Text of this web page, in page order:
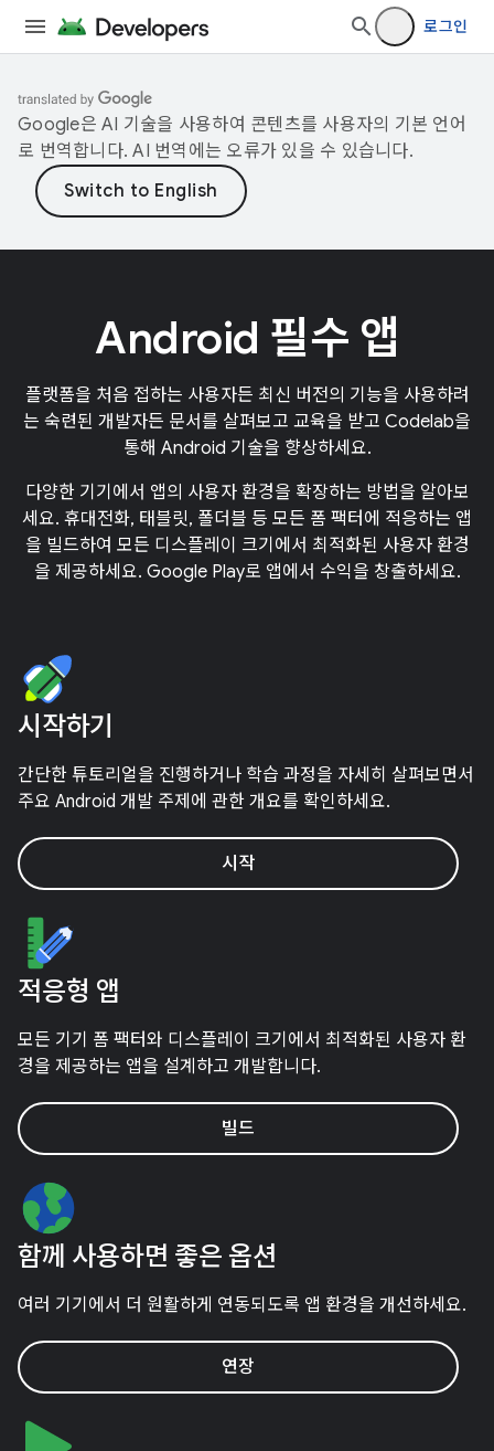
로그인
Google은 AI 기술을 사용하여 콘텐츠를 사용자의 기본 언어
로 번역합니다. AI 번역에는 오류가 있을 수 있습니다.
Android 필수 앱
플랫폼을 처음 접하는 사용자든 최신 버전의 기능을 사용하려
는 숙련된 개발자든 문서를 살펴보고 교육을 받고 Codelab을
통해 Android 기술을 향상하세요.
다양한 기기에서 앱의 사용자 환경을 확장하는 방법을 알아보
세요. 휴대전화, 태블릿, 폴더블 등 모든 폼 팩터에 적응하는 앱
을 빌드하여 모든 디스플레이 크기에서 최적화된 사용자 환경
을 제공하세요. Google Play로 앱에서 수익을 창출하세요.
시작하기
간단한 튜토리얼을 진행하거나 학습 과정을 자세히 살펴보면서
주요 Android 개발 주제에 관한 개요를 확인하세요.
시작
적응형 앱
모든 기기 폼 팩터와 디스플레이 크기에서 최적화된 사용자 환
경을 제공하는 앱을 설계하고 개발합니다.
빌드
함께 사용하면 좋은 옵션
여러 기기에서 더 원활하게 연동되도록 앱 환경을 개선하세요.
연장